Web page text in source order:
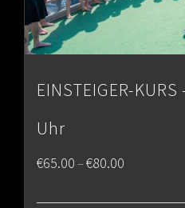
EINSTEIGER-
Uhr
€65.00–€80.00